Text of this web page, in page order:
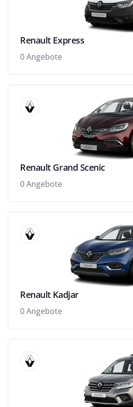
Renault Express
0 Angebote
Renault Grand Scenic
0 Angebote
Renault Kadjar
0 Angebote